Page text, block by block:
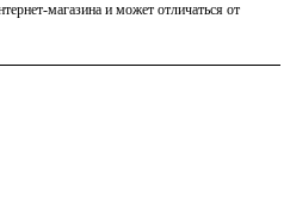
магазина и может отличаться от